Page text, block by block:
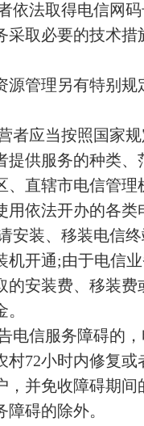
法取得电信网码
采取必要的技术
管理另有特别规
应当按照国家规
提供服务的种类
、直辖市电信管理
依法开办的各类
装、移装电信终
机开通;由于电信
的安装费、移装
信服务障碍的，
村72小时内修复
，并免收障碍期
碍的除外。